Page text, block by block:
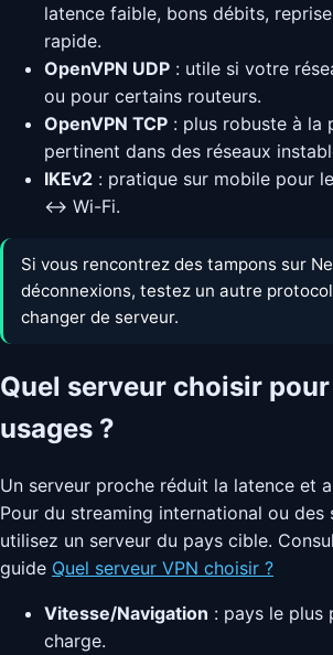
latence faible, bons débits,
rapide.
OpenVPN UDP : utile si votre
ou pour certains routeurs.
OpenVPN TCP : plus robuste à la
pertinent dans des réseaux
IKEv2 : pratique sur mobile pour
↔ Wi-Fi.
Si vous rencontrez des tampons sur
déconnexions, testez un autre
changer de serveur.
Quel serveur choisir
usages ?
Un serveur proche réduit la latence et
Pour du streaming international ou des
utilisez un serveur du pays cible.
guide Quel serveur VPN choisir ?
Vitesse/Navigation : pays le plus
charge.